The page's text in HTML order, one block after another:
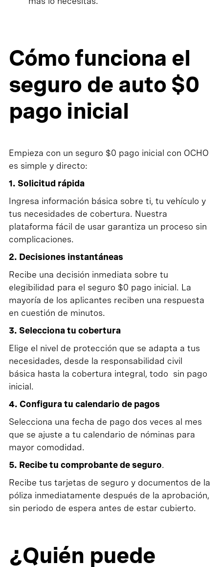
Cómo funciona el
seguro de auto $0
pago inicial
Empieza con un seguro $0 pago inicial con OCHO
es simple y directo:
1. Solicitud rápida
Ingresa información básica sobre ti, tu vehículo y
tus necesidades de cobertura. Nuestra
plataforma fácil de usar garantiza un proceso sin
complicaciones.
2. Decisiones instantáneas
Recibe una decisión inmediata sobre tu
elegibilidad para el seguro $0 pago inicial. La
mayoría de los aplicantes reciben una respuesta
en cuestión de minutos.
3. Selecciona tu cobertura
Elige el nivel de protección que se adapta a tus
necesidades, desde la responsabilidad civil
básica hasta la cobertura integral, todo sin pago
inicial.
4. Configura tu calendario de pagos
Selecciona una fecha de pago dos veces al mes
que se ajuste a tu calendario de nóminas para
mayor comodidad.
5. Recibe tu comprobante de seguro.
Recibe tus tarjetas de seguro y documentos de la
póliza inmediatamente después de la aprobación,
sin periodo de espera antes de estar cubierto.
¿Quién puede